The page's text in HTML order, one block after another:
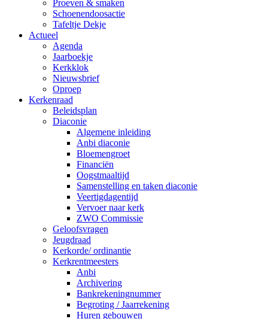
Proeven & smaken
Schoenendoosactie
Tafeltje Dekje
Actueel
Agenda
Jaarboekje
Kerkklok
Nieuwsbrief
Oproep
Kerkenraad
Beleidsplan
Diaconie
Algemene inleiding
Anbi diaconie
Bloemengroet
Financiën
Oogstmaaltijd
Samenstelling en taken diaconie
Veertigdagentijd
Vervoer naar kerk
ZWO Commissie
Geloofsvragen
Jeugdraad
Kerkorde/ ordinantie
Kerkrentmeesters
Anbi
Archivering
Bankrekeningnummer
Begroting / Jaarrekening
Huren gebouwen